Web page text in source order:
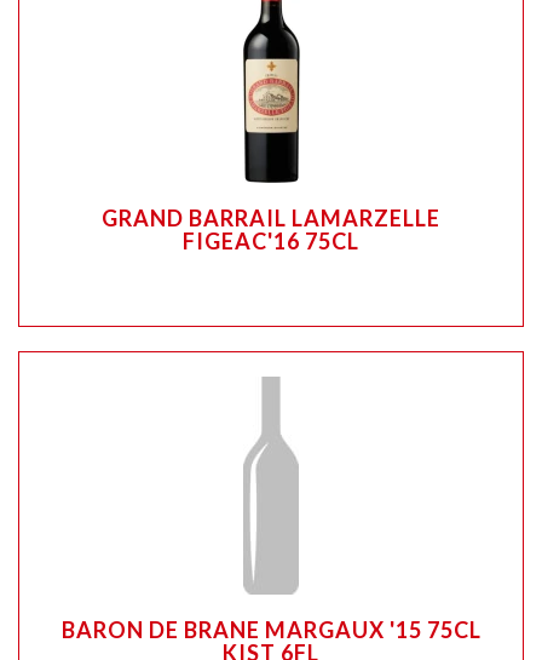
GRAND BARRAIL LAMARZELLE
FIGEAC'16 75CL
BARON DE BRANE MARGAUX '15 75CL
KIST 6FL